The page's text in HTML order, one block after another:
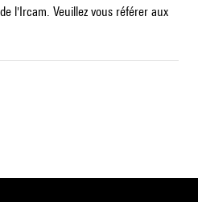
l'Ircam. Veuillez vous référer aux